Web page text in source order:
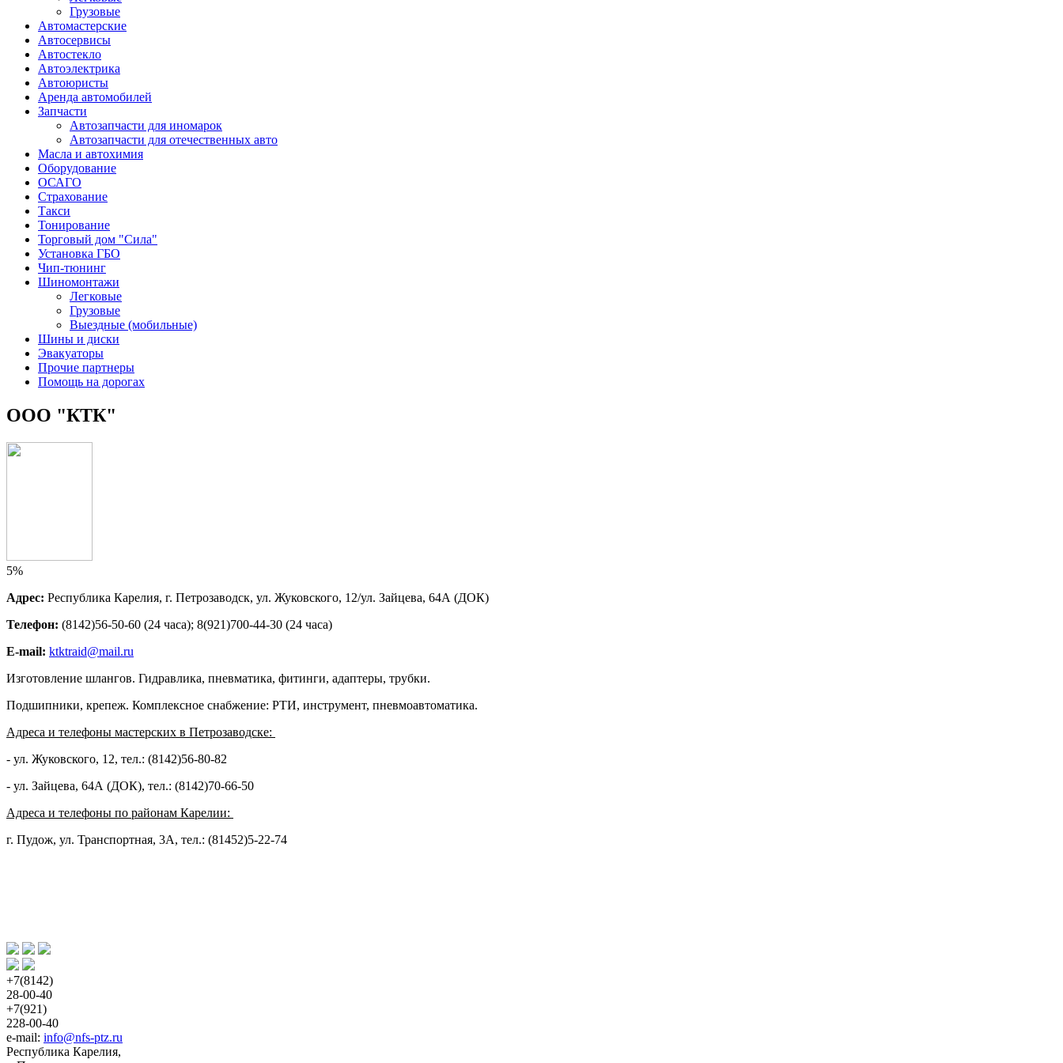
Грузовые
Автомастерские
Автосервисы
Автостекло
Автоэлектрика
Автоюристы
Аренда автомобилей
Запчасти
Автозапчасти для иномарок
Автозапчасти для отечественных авто
Масла и автохимия
Оборудование
ОСАГО
Страхование
Такси
Тонирование
Торговый дом "Сила"
Установка ГБО
Чип-тюнинг
Шиномонтажи
Легковые
Грузовые
Выездные (мобильные)
Шины и диски
Эвакуаторы
Прочие партнеры
Помощь на дорогах
ООО "КТК"
5%
Адрес: Республика Карелия, г. Петрозаводск, ул. Жуковского, 12/ул. Зайцева, 64А (ДОК)
Телефон: (8142)56-50-60 (24 часа); 8(921)700-44-30 (24 часа)
E-mail: ktktraid@mail.ru
Изготовление шлангов. Гидравлика, пневматика, фитинги, адаптеры, трубки.
Подшипники, крепеж. Комплексное снабжение: РТИ, инструмент, пневмоавтоматика.
Адреса и телефоны мастерских в Петрозаводске:
- ул. Жуковского, 12, тел.: (8142)56-80-82
- ул. Зайцева, 64А (ДОК), тел.: (8142)70-66-50
Адреса и телефоны по районам Карелии:
г. Пудож, ул. Транспортная, 3А, тел.: (81452)5-22-74
+7(8142)
28-00-40
+7(921)
228-00-40
e-mail: info@nfs-ptz.ru
Республика Карелия,